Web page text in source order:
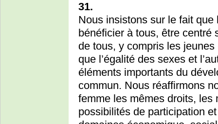
31.
Nous insistons sur le fait
bénéficier à tous, être centré
de tous, y compris les
que l’égalité des sexes et
éléments importants du
commun. Nous réaffirmons
femme les mêmes droits, les
possibilités de participation